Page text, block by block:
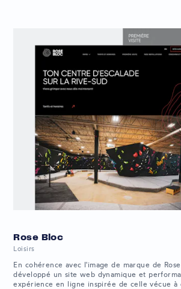
Rose Bloc
Loisirs
En cohérence avec l'image de marque de
développé un site web dynamique et
expérience en ligne inspirée de celle vécue à